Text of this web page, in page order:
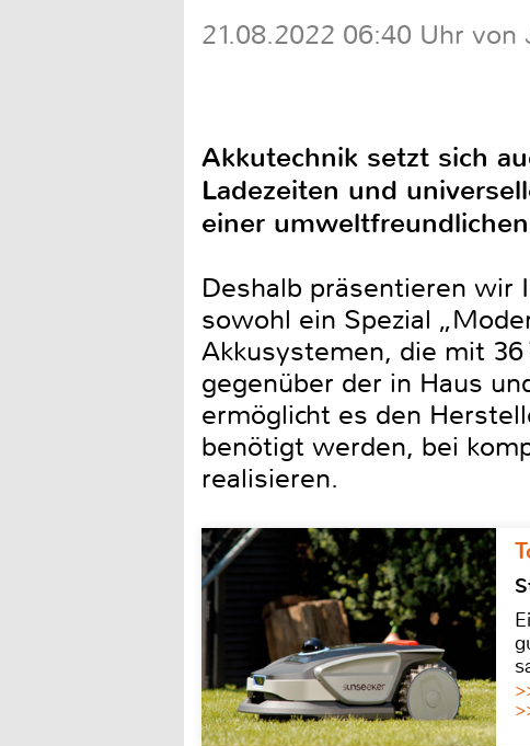
21.08.2022 06:40 Uhr von
Akkutechnik setzt sich
Ladezeiten und
einer
Deshalb präsentieren wir
sowohl ein Spezial
Akkusystemen, die mit
gegenüber der in Haus
ermöglicht es den
benötigt werden, bei
realisieren.